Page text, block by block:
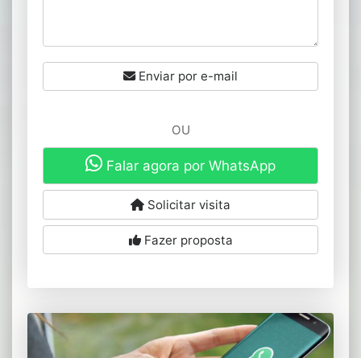
Enviar por e-mail
OU
Falar agora por WhatsApp
Solicitar visita
Fazer proposta